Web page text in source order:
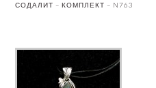
СОДАЛИТ – КОМПЛЕКТ – N763